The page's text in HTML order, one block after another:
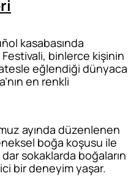
kasabasında
binlerce kişinin
eğlendiği dünyaca
en renkli
ayında düzenlenen
boğa koşusu ile
sokaklarda boğaların
bir deneyim yaşar.